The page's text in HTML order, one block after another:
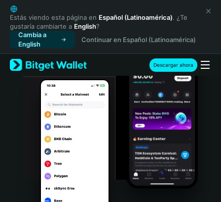
English
日本語
Tiếng Việt
Русский
Español (Latinoamérica)
Türkçe
Italiano
Português (Portugal)
Bahasa Indonesia
Estás viendo esta página en Español (Latinoamérica). ¿Te
gustaría cambiarte a English?
Cambia a
English
Continuar en Español (Latinoamérica)
Descargar ahora